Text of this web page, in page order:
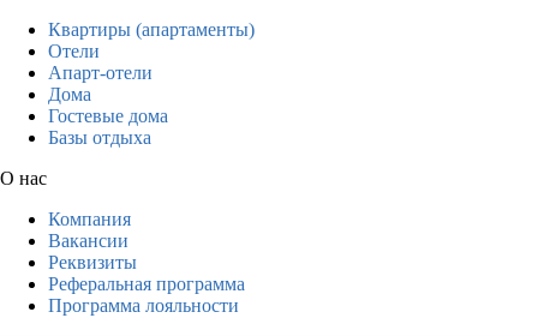
Квартиры (апартаменты)
Отели
Апарт-отели
Дома
Гостевые дома
Базы отдыха
О нас
Компания
Вакансии
Реквизиты
Реферальная программа
Программа лояльности